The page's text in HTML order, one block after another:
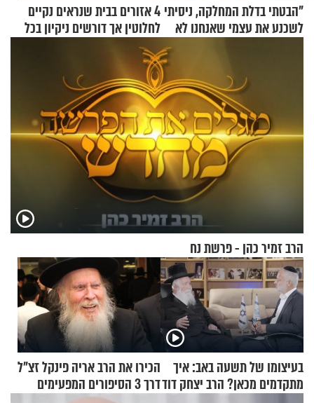
"הבטתי בדלת המחלקה, ניסיתי
לשכנע את עצמי שאנחנו לא
4 אזורים בבית שנראים נקיים
לחלוטין אך דורשים ניקיון בכל
סוף שבוע
הרב זמיר כהן - פרשת נח
בעיצומו של תשעה באב: איך
מתקדמים מכאן? הרב יצחק דוד
הכירו את הרב אריה פינקל זצ"ל
דרך 3 הסיפורים המפעימים